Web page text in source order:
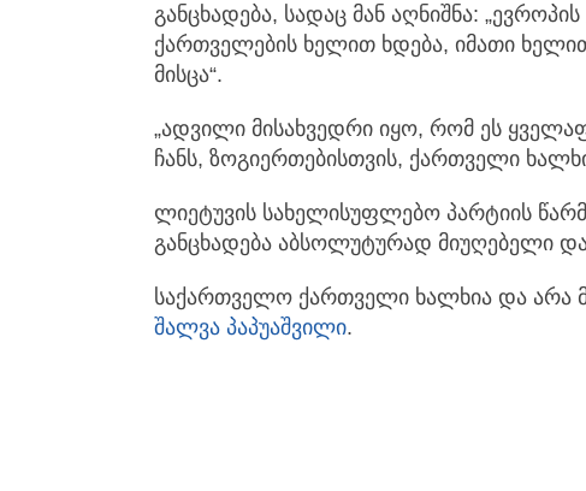
განცხადება, სადაც მან აღნიშნა:
ქართველების ხელით ხდება, იმათი
მისცა“.
„ადვილი მისახვედრი იყო, რომ ეს
ჩანს, ზოგიერთებისთვის, ქართველი
ლიეტუვის სახელისუფლებო პარტიის
განცხადება აბსოლუტურად მიუღებელი
საქართველო ქართველი ხალხია და არა
შალვა პაპუაშვილი.